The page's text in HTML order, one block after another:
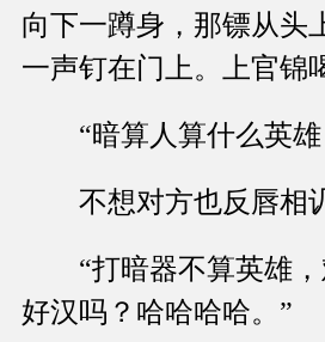
向下一蹲身，那镖从头
一声钉在门上。上官锦
“暗算人算什么英雄
不想对方也反唇相
“打暗器不算英雄
好汉吗？哈哈哈哈。”